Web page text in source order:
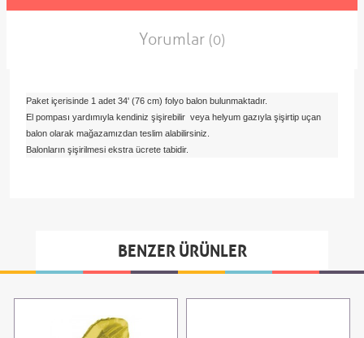
Yorumlar (0)
Paket içerisinde 1 adet 34' (76 cm) folyo balon bulunmaktadır.
El pompası yardımıyla kendiniz şişirebilir veya helyum gazıyla şişirtip uçan
balon olarak mağazamızdan teslim alabilirsiniz.
Balonların şişirilmesi ekstra ücrete tabidir.
BENZER ÜRÜNLER